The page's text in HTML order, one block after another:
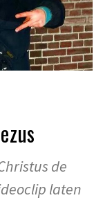
de
laten